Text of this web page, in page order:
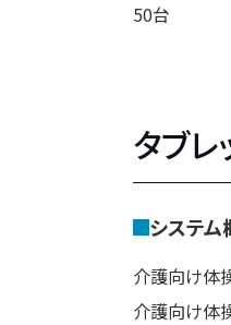
50台
タブ
システム
介護向け体
介護向け体